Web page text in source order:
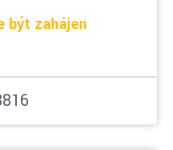
být zahájen